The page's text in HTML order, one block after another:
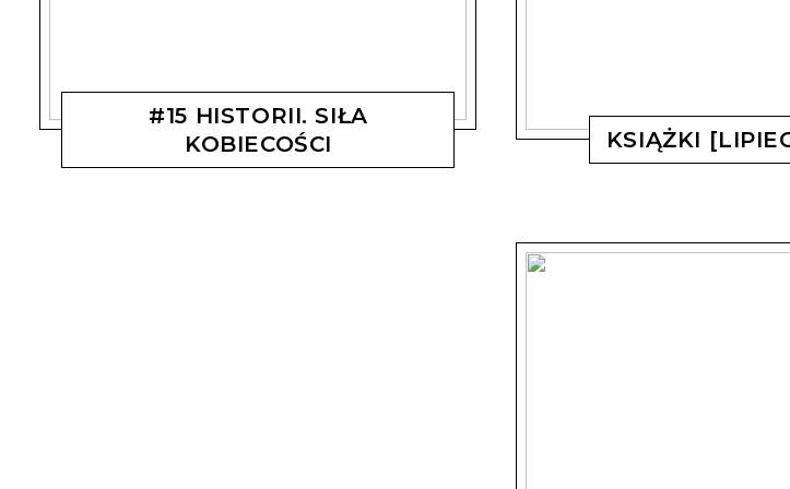
#15 HISTORII. SIŁA
KOBIECOŚCI
MAGDALENA KOSTYSZYN 14 MAJA, 2019 KSIĄŻKI
MAGDALENA KOSTYSZYN